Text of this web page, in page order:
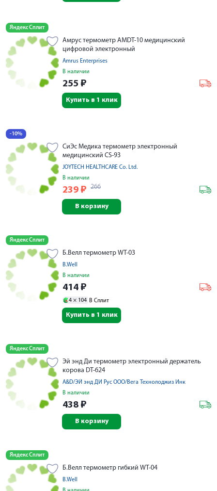
Яндекс Сплит
Амрус термометр AMDT-10 медицинский
цифровой электронный
Amrus Enterprises
В наличии
255 ₽
Купить в 1 клик
-10%
СиЭс Медика термометр электронный
медицинский CS-93
JOYTECH HEALTHCARE Co. Ltd.
В наличии
239 ₽ 266
В корзину
Яндекс Сплит
Б.Велл термометр WT-03
B.Well
В наличии
414 ₽
4 × 104 В Сплит
Купить в 1 клик
Яндекс Сплит
Эй энд Ди термометр электронный держатель
корова DT-624
A&D/ЭЙ энд ДИ Рус ООО/Вега Технолоджиз Инк
В наличии
438 ₽
В корзину
Яндекс Сплит
Б.Велл термометр гибкий WT-04
B.Well